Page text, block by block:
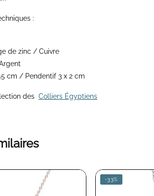
:
de zinc / Cuivre
cm / Pendentif 3 x 2 cm
des Colliers Égyptiens
-33%